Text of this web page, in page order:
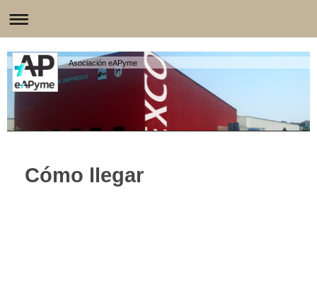
Asociación eAPyme
Cómo llegar